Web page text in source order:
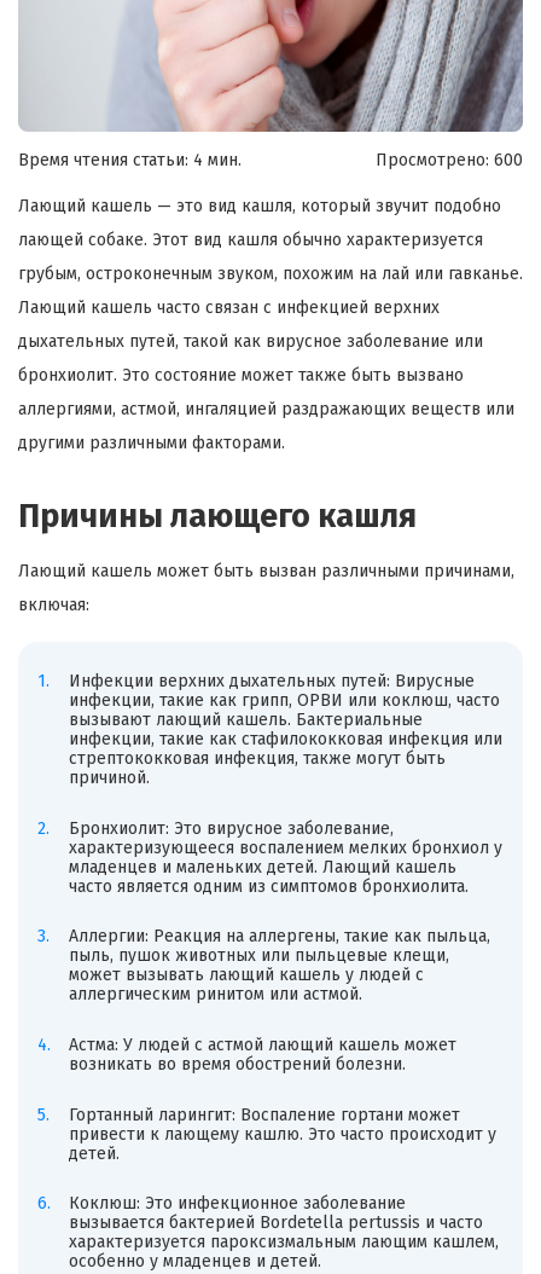
Время чтения статьи: 4 мин. Просмотрено: 600
Лающий кашель — это вид кашля, который звучит подобно
лающей собаке. Этот вид кашля обычно характеризуется
грубым, остроконечным звуком, похожим на лай или гавканье.
Лающий кашель часто связан с инфекцией верхних
дыхательных путей, такой как вирусное заболевание или
бронхиолит. Это состояние может также быть вызвано
аллергиями, астмой, ингаляцией раздражающих веществ или
другими различными факторами.
Причины лающего кашля
Лающий кашель может быть вызван различными причинами,
включая:
Инфекции верхних дыхательных путей: Вирусные
инфекции, такие как грипп, ОРВИ или коклюш, часто
вызывают лающий кашель. Бактериальные
инфекции, такие как стафилококковая инфекция или
стрептококковая инфекция, также могут быть
причиной.
Бронхиолит: Это вирусное заболевание,
характеризующееся воспалением мелких бронхиол у
младенцев и маленьких детей. Лающий кашель
часто является одним из симптомов бронхиолита.
Аллергии: Реакция на аллергены, такие как пыльца,
пыль, пушок животных или пыльцевые клещи,
может вызывать лающий кашель у людей с
аллергическим ринитом или астмой.
Астма: У людей с астмой лающий кашель может
возникать во время обострений болезни.
Гортанный ларингит: Воспаление гортани может
привести к лающему кашлю. Это часто происходит у
детей.
Коклюш: Это инфекционное заболевание
вызывается бактерией Bordetella pertussis и часто
характеризуется пароксизмальным лающим кашлем,
особенно у младенцев и детей.